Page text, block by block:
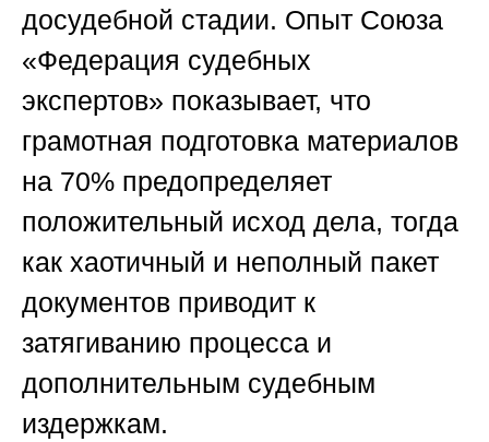
досудебной стадии. Опыт Союза
«Федерация судебных
экспертов» показывает, что
грамотная подготовка материалов
на 70% предопределяет
положительный исход дела, тогда
как хаотичный и неполный пакет
документов приводит к
затягиванию процесса и
дополнительным судебным
издержкам.